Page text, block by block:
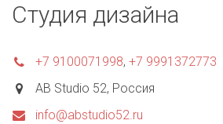
Студия дизайна
+7 9100071998, +7 9991372773
AB Studio 52, Россия
info@abstudio52.ru